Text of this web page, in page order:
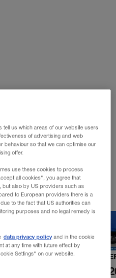
us which areas of our website users
of advertising and web
behaviour so that we can optimise our
offer.
use these cookies to process
all cookies", you agree that
also by US providers such as
to European providers there is a
to the fact that US authorities can
purposes and no legal remedy is
data privacy policy and in the cookie
at any time with future effect by
Settings" on our website.